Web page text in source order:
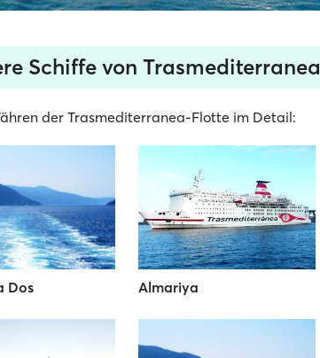
Schiffe von Trasmediterranea
der Trasmediterranea-Flotte im Detail:
Dos Almariya